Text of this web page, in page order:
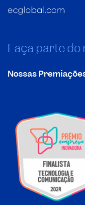
ecglobal.com
Faça parte do
Nossas